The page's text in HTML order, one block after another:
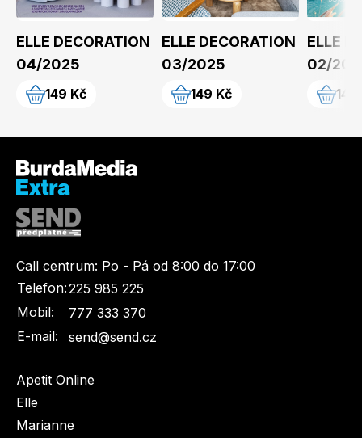
ELLE DECORATION
04/2025
149 Kč
ELLE DECORATION
03/2025
149 Kč
ELLE
02/
149
Call centrum: Po - Pá od 8:00 do 17:00
Telefon:225 985 225
Mobil:
777 333 370
E-mail:
send@send.cz
Apetit Online
Elle
Marianne